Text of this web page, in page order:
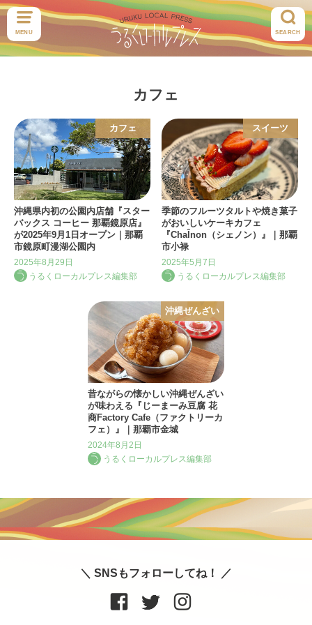
MENU SEARCH
カフェ
カフェ
沖縄県内初の公園内店舗『スター
バックス コーヒー 那覇鏡原店』
が2025年9月1日オープン｜那覇
市鏡原町漫湖公園内
2025年8月29日
うるくローカルプレス編集部
スイーツ
季節のフルーツタルトや焼き菓子
がおいしいケーキカフェ
『ChaÎnon（シェノン）』｜那覇
市小禄
2025年5月7日
うるくローカルプレス編集部
沖縄ぜんざい
昔ながらの懐かしい沖縄ぜんざい
が味わえる『じーまーみ豆腐 花
商Factory Cafe（ファクトリーカ
フェ）』｜那覇市金城
2024年8月2日
うるくローカルプレス編集部
＼ SNSもフォローしてね！ ／